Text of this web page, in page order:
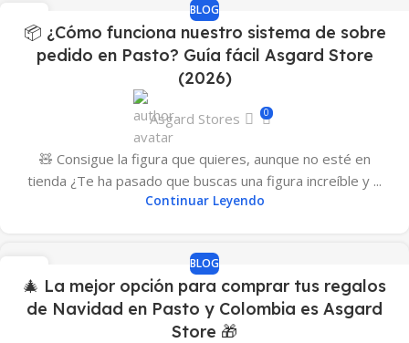
20
ABR
BLOG
📦 ¿Cómo funciona nuestro sistema de sobre
pedido en Pasto? Guía fácil Asgard Store
(2026)
Asgard Stores 0
🧸 Consigue la figura que quieres, aunque no esté en
tienda ¿Te ha pasado que buscas una figura increíble y ...
Continuar Leyendo
14
DIC
BLOG
🎄 La mejor opción para comprar tus regalos
de Navidad en Pasto y Colombia es Asgard
Store 🎁